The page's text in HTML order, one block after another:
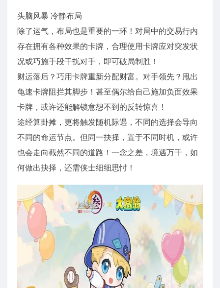
头脑风暴 冷静布局
除了运气，布局也是重要的一环！对局中的交易行内
存在拥有各种效果的卡牌，合理使用卡牌应对突发状
况或巧施手段干扰对手，即可破局制胜！
财运落后？巧用卡牌重新分配财富。对手领先？甩出
龟速卡牌阻拦其脚步！甚至偶尔给自己施加负面效果
卡牌，或许还能解锁意想不到的反转惊喜！
途经算卦摊，更将触发随机际遇，不同的选择会导向
不同的命运节点。但同一抉择，置于不同时机，或许
也会走向截然不同的道路！一念之差，境遇万千，如
何做出抉择，还需侠士细细思忖！